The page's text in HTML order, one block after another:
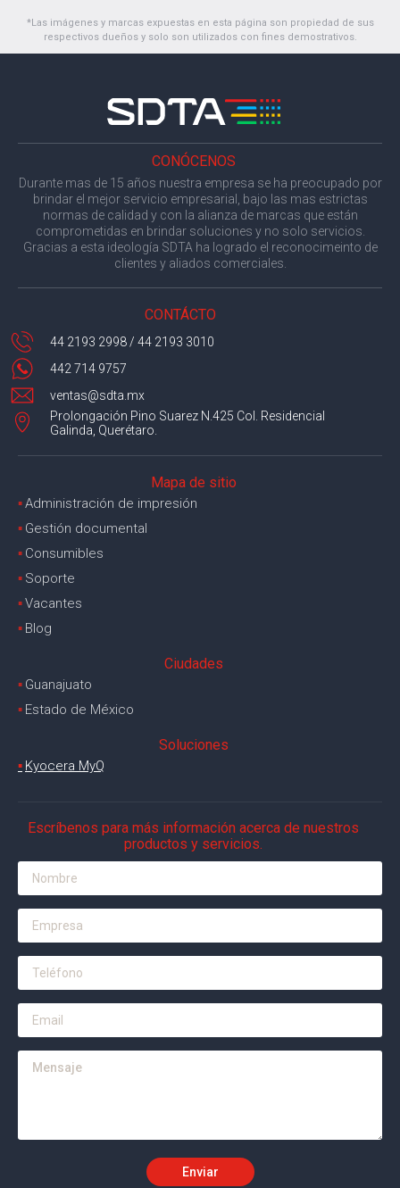
*Las imágenes y marcas expuestas en esta página son propiedad de sus
respectivos dueños y solo son utilizados con fines demostrativos.
CONÓCENOS
Durante mas de 15 años nuestra empresa se ha preocupado por
brindar el mejor servicio empresarial, bajo las mas estrictas
normas de calidad y con la alianza de marcas que están
comprometidas en brindar soluciones y no solo servicios.
Gracias a esta ideología SDTA ha logrado el reconocimeinto de
clientes y aliados comerciales.
CONTÁCTO
44 2193 2998 / 44 2193 3010
442 714 9757
ventas@sdta.mx
Prolongación Pino Suarez N.425 Col. Residencial
Galinda, Querétaro.
Mapa de sitio
▪︎Administración de impresión
▪︎ Gestión documental
▪︎ Consumibles
▪︎ Soporte
▪︎Vacantes
▪︎ Blog
Ciudades
▪︎ Guanajuato
▪︎ Estado de México
Soluciones
▪︎ Kyocera MyQ
Escríbenos para más información acerca de nuestros
productos y servicios.